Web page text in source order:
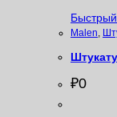
Malen,
₽0